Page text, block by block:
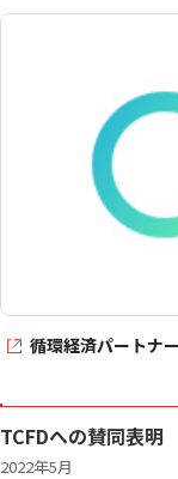
循環経済パートナ
TCFDへの賛同表明
2022年5月